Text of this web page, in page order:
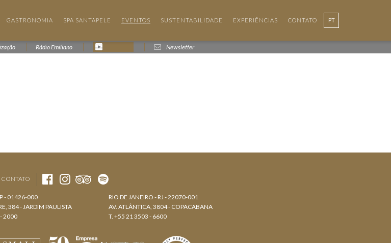
GASTRONOMIA SPA SANTAPELE EVENTOS SUSTENTABILIDADE EXPERIÊNCIAS CONTATO PT
Rádio Emiliano Newsletter
CONTATO
- 01426-000
384 - JARDIM PAULISTA
2000
RIO DE JANEIRO - RJ - 22070-001
AV. ATLÂNTICA, 3804 - COPACABANA
T. +55 21 3503 - 6600